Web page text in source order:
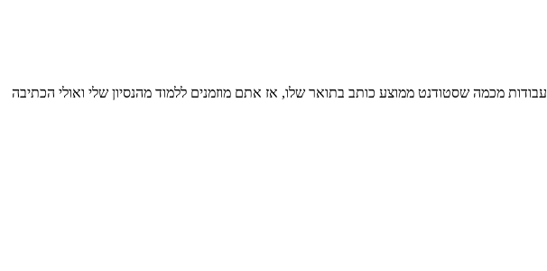
לסטודנטים. כנראה שכתבתי יותר מפי 100 עבודות מכמה שסטודנט ממוצע כותב בתואר שלו, אז אתם מוזמנים ללמוד מהנסיון שלי ואולי הכתיבה